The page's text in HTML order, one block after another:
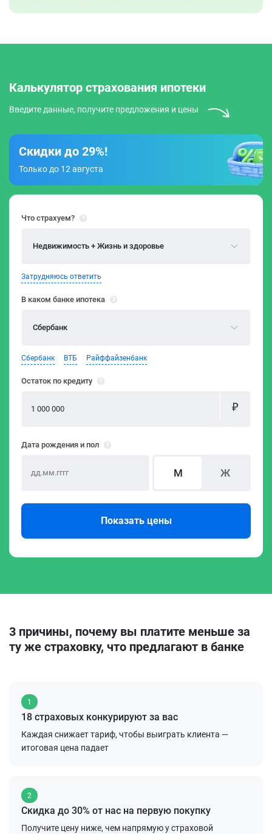
Калькулятор страхования ипотеки
Введите данные, получите предложения и цены
Скидки до 29%!
Только до 12 августа
Что страхуем?
Недвижимость + Жизнь и здоровье
Затрудняюсь ответить
В каком банке ипотека
Сбербанк
Сбербанк ВТБ Райффайзенбанк
Остаток по кредиту
Дата рождения и пол
М Ж
Показать цены
3 причины, почему вы платите меньше за
ту же страховку, что предлагают в банке
1
18 страховых конкурируют за вас
Каждая снижает тариф, чтобы выиграть клиента —
итоговая цена падает
2
Скидка до 30% от нас на первую покупку
Получите цену ниже, чем напрямую у страховой